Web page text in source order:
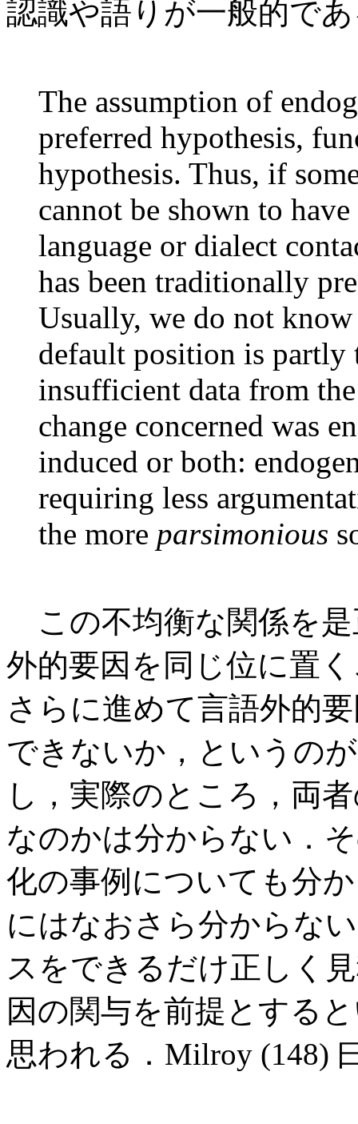
認識や語りが一般的で
The assumption of
preferred hypothesis,
hypothesis. Thus, if
cannot be shown to
language or dialect
has been traditionally
Usually, we do not
default position is partly
insufficient data from
change concerned was
induced or both:
requiring less
the more parsimonious
この不均衡な関係を是
外的要因を同じ位に置
さらに進めて言語外的
できないか，というの
し，実際のところ，両
なのかは分からない．
化の事例についても分
にはなおさら分からな
スをできるだけ正しく
因の関与を前提とする
思われる．Milroy (148)